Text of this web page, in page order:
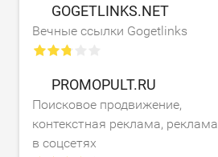
GOGETLINKS.NET
Вечные ссылки Gogetlinks
PROMOPULT.RU
Поисковое продвижение,
контекстная реклама, реклама
в соцсетях